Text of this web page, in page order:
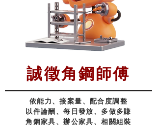
誠徵角鋼師傅
依能力、接案量、配合度調整
以件論酬、每日發放、多做多賺
角鋼家具、辦公家具、相關組裝